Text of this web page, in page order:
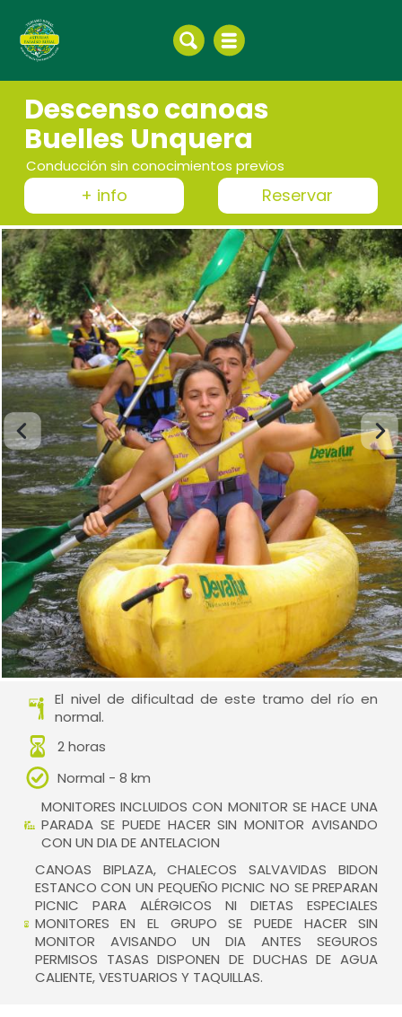
Descenso canoas
Buelles Unquera
Conducción sin conocimientos previos
+ info Reservar
El nivel de dificultad de este tramo del río en
normal.
2 horas
Normal - 8 km
MONITORES INCLUIDOS CON MONITOR SE HACE UNA
PARADA SE PUEDE HACER SIN MONITOR AVISANDO
CON UN DIA DE ANTELACION
CANOAS BIPLAZA, CHALECOS SALVAVIDAS BIDON
ESTANCO CON UN PEQUEÑO PICNIC NO SE PREPARAN
PICNIC PARA ALÉRGICOS NI DIETAS ESPECIALES
MONITORES EN EL GRUPO SE PUEDE HACER SIN
MONITOR AVISANDO UN DIA ANTES SEGUROS
PERMISOS TASAS DISPONEN DE DUCHAS DE AGUA
CALIENTE, VESTUARIOS Y TAQUILLAS.